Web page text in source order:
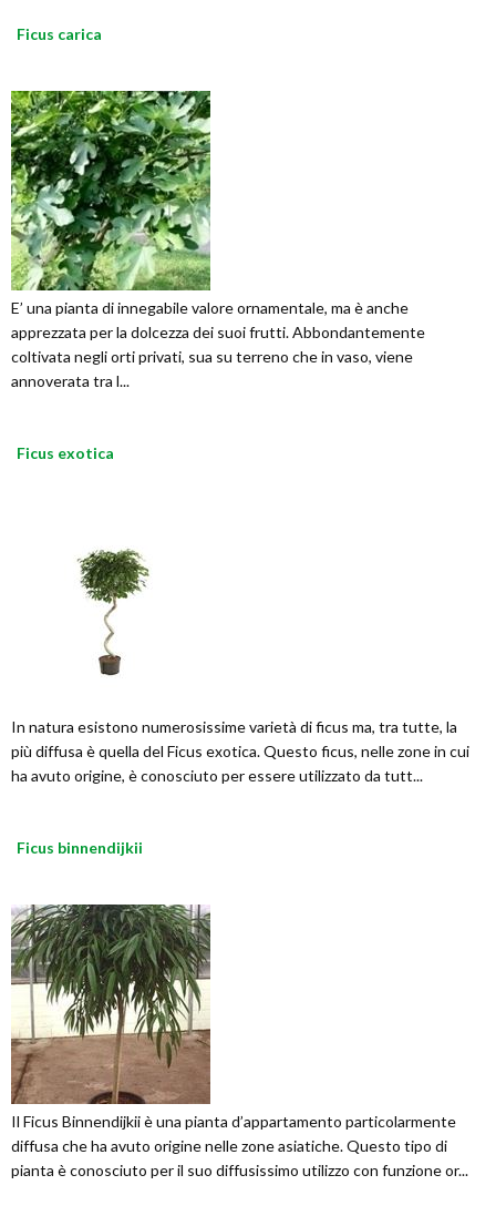
Ficus carica
E’ una pianta di innegabile valore ornamentale, ma è anche
apprezzata per la dolcezza dei suoi frutti. Abbondantemente
coltivata negli orti privati, sua su terreno che in vaso, viene
annoverata tra l...
Ficus exotica
In natura esistono numerosissime varietà di ficus ma, tra tutte, la
più diffusa è quella del Ficus exotica. Questo ficus, nelle zone in cui
ha avuto origine, è conosciuto per essere utilizzato da tutt...
Ficus binnendijkii
Il Ficus Binnendijkii è una pianta d’appartamento particolarmente
diffusa che ha avuto origine nelle zone asiatiche. Questo tipo di
pianta è conosciuto per il suo diffusissimo utilizzo con funzione or...